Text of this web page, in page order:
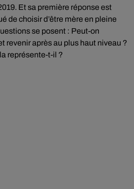
Et sa première réponse est
de choisir d’être mère en pleine
se posent : Peut-on
revenir après au plus haut niveau ?
représente-t-il ?